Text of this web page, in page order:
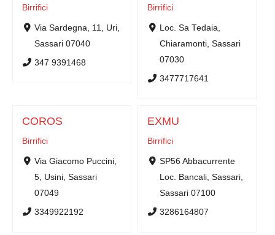
Birrifici
Via Sardegna, 11, Uri,
Sassari 07040
347 9391468
Birrifici
Loc. Sa Tedaia,
Chiaramonti, Sassari
07030
3477717641
COROS
Birrifici
Via Giacomo Puccini,
5, Usini, Sassari
07049
3349922192
EXMU
Birrifici
SP56 Abbacurrente
Loc. Bancali, Sassari,
Sassari 07100
3286164807